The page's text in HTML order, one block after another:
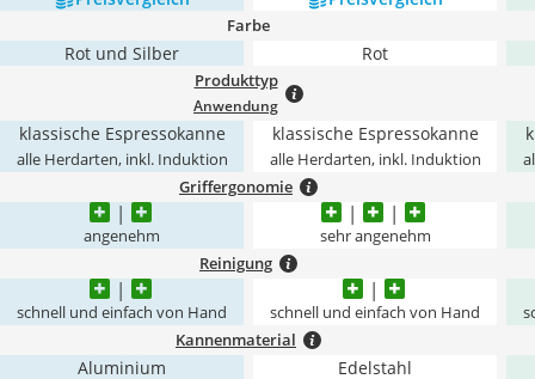
Farbe
Rot und Silber Rot
Produkttyp
Anwendung
klassische Espressokanne
alle Herdarten, inkl. Induktion
klassische Espressokanne
alle Herdarten, inkl. Induktion
Griffergonomie
angenehm sehr angenehm
Reinigung
schnell und einfach von Hand schnell und einfach von Hand
Kannenmaterial
Aluminium Edelstahl